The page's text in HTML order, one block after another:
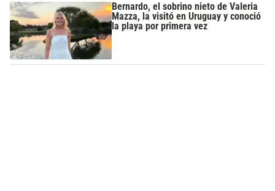
Bernardo, el sobrino nieto de Valeria
Mazza, la visitó en Uruguay y conoció
la playa por primera vez